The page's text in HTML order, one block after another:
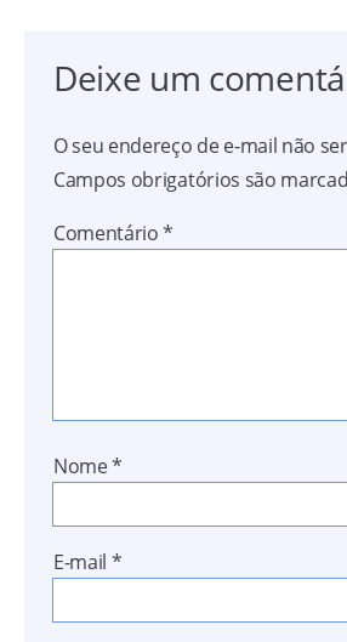
Deixe um
O seu endereço de e-mail não
Campos obrigatórios são
Comentário*
Nome*
E-mail *